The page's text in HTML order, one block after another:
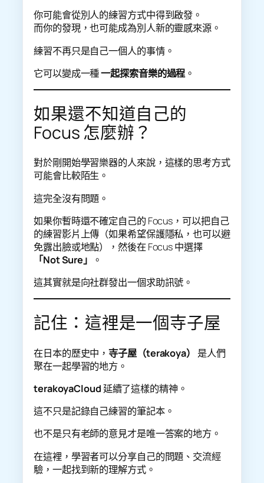
你可能會從別人的練習方式中得到啟發。
而你的發現，也可能成為別人新的靈感來源。
練習不再只是自己一個人的事情。
它可以變成一種一起探索音樂的過程。
如果還不知道自己的
Focus 怎麼辦？
對於剛開始學習樂器的人來說，這樣的思考方式
可能會比較陌生。
這完全沒有問題。
如果你暫時還不確定自己的 Focus，可以把自己
的練習影片上傳（如果希望保護隱私，也可以避
免露出臉或地點），然後在 Focus 中選擇
「Not Sure」
。
這其實就是向社群發出一個求助訊號。
記住：這裡是一個寺子屋
在日本的歷史中，寺子屋（terakoya）
是人們
聚在一起學習的地方。
terakoyaCloud延續了這樣的精神。
這不只是記錄自己練習的筆記本。
也不是只有老師的意見才是唯一答案的地方。
在這裡，學習者可以分享自己的問題、交流經
驗，一起找到新的理解方式。